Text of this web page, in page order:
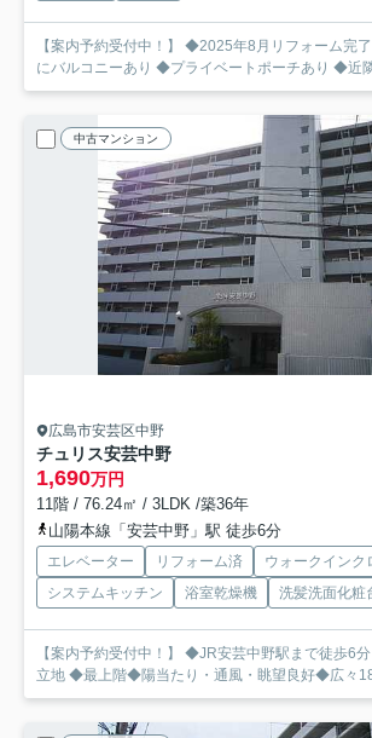
【案内予約受付中！】 ◆2025年8月リフォーム完
にバルコニーあり ◆プライベートポーチあり ◆近
中古マンション
広島市安芸区中野
チュリス安芸中野
1,690万円
11階 / 76.24㎡ / 3LDK /築36年
山陽本線「安芸中野」駅 徒歩6分
エレベーター リフォーム済
ウォークインク
システムキッチン
浴室乾燥機 洗髪洗面化粧
【案内予約受付中！】 ◆JR安芸中野駅まで徒歩6
立地 ◆最上階◆陽当たり・通風・眺望良好◆広々